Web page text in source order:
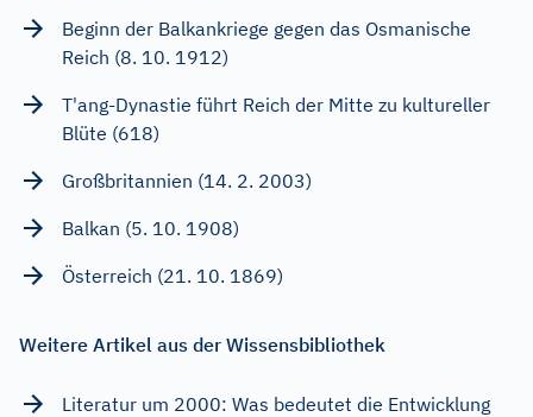
Beginn der Balkankriege gegen das Osmanische
Reich (8. 10. 1912)
T'ang-Dynastie führt Reich der Mitte zu kultureller
Blüte (618)
Großbritannien (14. 2. 2003)
Balkan (5. 10. 1908)
Österreich (21. 10. 1869)
Weitere Artikel aus der Wissensbibliothek
Literatur um 2000: Was bedeutet die Entwicklung